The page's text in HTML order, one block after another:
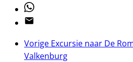
Whatsapp
Email
Vorige Excursie naar De
Valkenburg